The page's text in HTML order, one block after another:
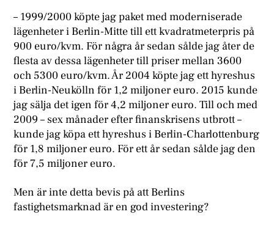
– 1999/2000 köpte jag paket med moderniserade
lägenheter i Berlin-Mitte till ett kvadratmeterpris på
900 euro/kvm. För några år sedan sålde jag åter de
flesta av dessa lägenheter till priser mellan 3600
och 5300 euro/kvm. År 2004 köpte jag ett hyreshus
i Berlin-Neukölln för 1,2 miljoner euro. 2015 kunde
jag sälja det igen för 4,2 miljoner euro. Till och med
2009 – sex månader efter finanskrisens utbrott –
kunde jag köpa ett hyreshus i Berlin-Charlottenburg
för 1,8 miljoner euro. För ett år sedan sålde jag den
för 7,5 miljoner euro.
Men är inte detta bevis på att Berlins
fastighetsmarknad är en god investering?